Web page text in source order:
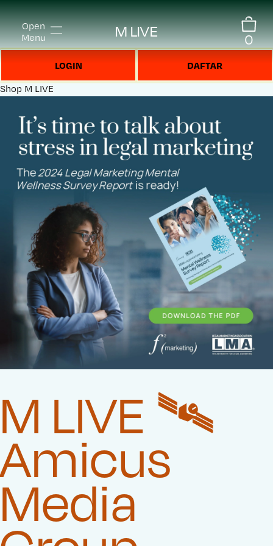
Open
Menu
M LIVE 0
LOGIN DAFTAR
Shop M LIVE
M LIVE 🛰️‍
Amicus
Media